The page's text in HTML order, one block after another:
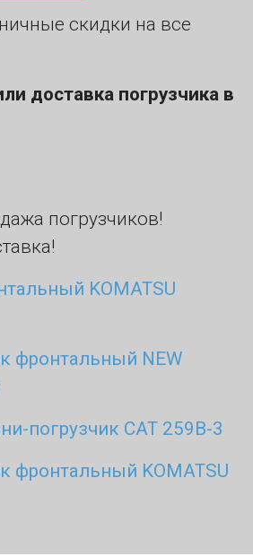
скидки на все
доставка погрузчика в
погрузчиков!
KOMATSU
фронтальный NEW
погрузчик CAT 259B-3
фронтальный KOMATSU